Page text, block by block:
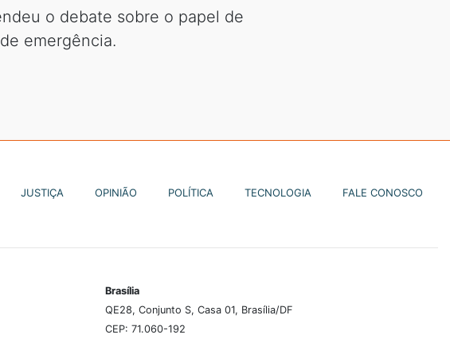
o debate sobre o papel de
emergência.
JUSTIÇA OPINIÃO POLÍTICA TECNOLOGIA FALE CONOSCO
Brasília
QE28, Conjunto S, Casa 01, Brasília/DF
CEP: 71.060-192